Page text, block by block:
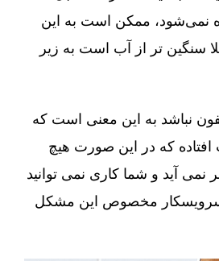
نمی‌شود، ممکن است به این
سنگین تر از آب است به زیر
نباشد به این معنی است که
افتاده که در این صورت هیچ
آید و شما کاری نمی توانید
با سرویسکار مخصوص این مشکل